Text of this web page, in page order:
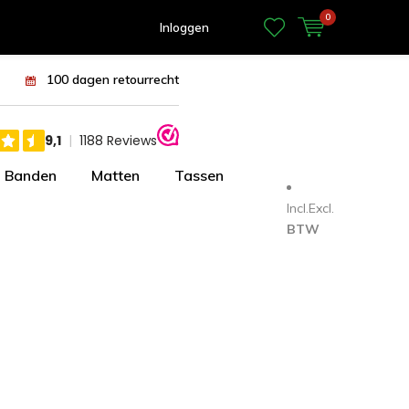
Inloggen
0
100 dagen retourrecht
Banden Matten Tassen
Incl.Excl.
BTW